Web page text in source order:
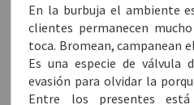
En la burbuja el ambiente
clientes permanecen
toca. Bromean, campanean
Es una especie de válvula
evasión para olvidar la
Entre los presentes